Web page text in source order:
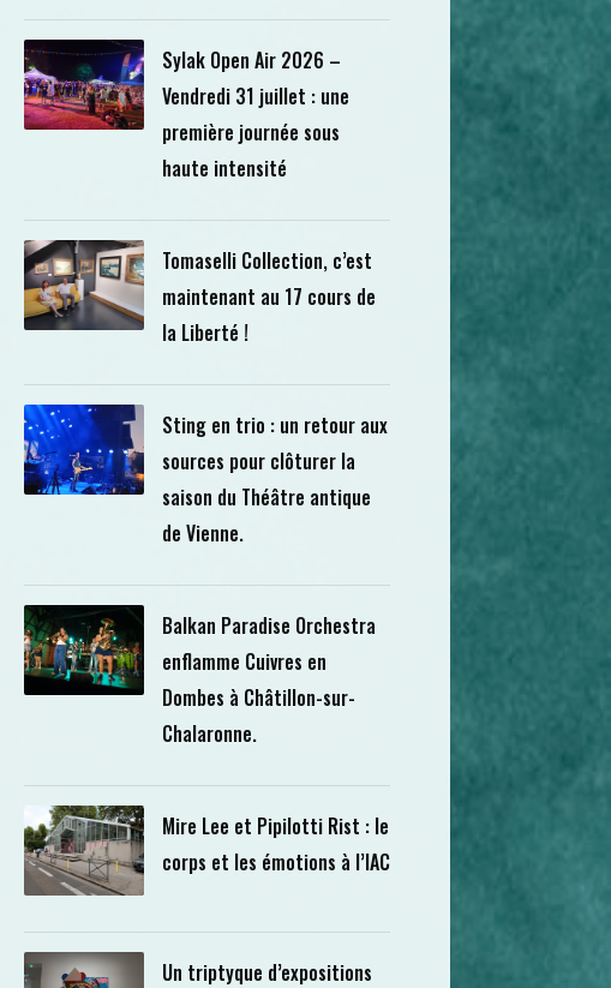
Sylak Open Air 2026 –
Vendredi 31 juillet : une
première journée sous
haute intensité
Tomaselli Collection, c’est
maintenant au 17 cours de
la Liberté !
Sting en trio : un retour aux
sources pour clôturer la
saison du Théâtre antique
de Vienne.
Balkan Paradise Orchestra
enflamme Cuivres en
Dombes à Châtillon-sur-
Chalaronne.
Mire Lee et Pipilotti Rist : le
corps et les émotions à l’IAC
Un triptyque d’expositions